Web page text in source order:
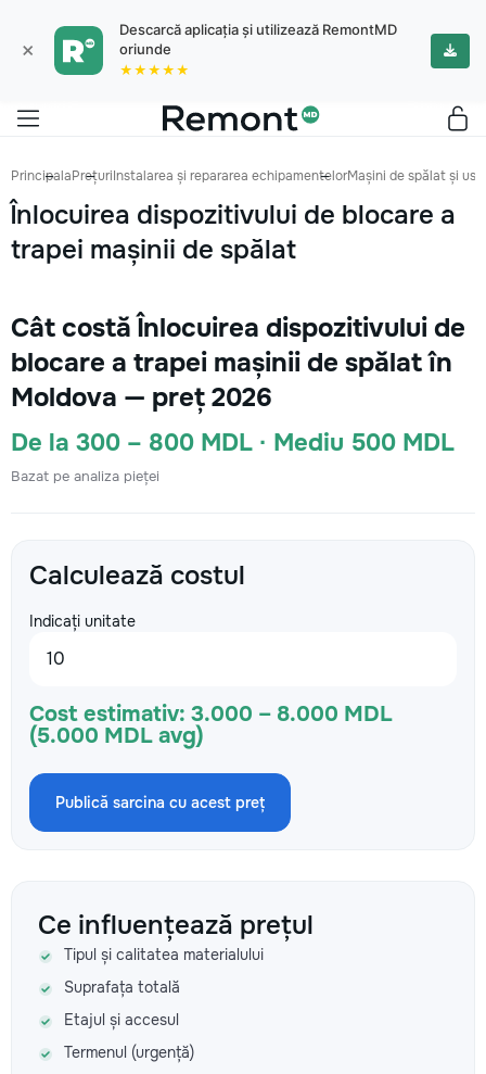
×
Descarcă aplicația și utilizează RemontMD
oriunde
★★★★★
PrincipalaPrețuriInstalarea și repararea echipamentelorMașini de spălat și
Înlocuirea dispozitivului de blocare a
trapei mașinii de spălat
Cât costă Înlocuirea dispozitivului de
blocare a trapei mașinii de spălat în
Moldova — preț 2026
De la 300 – 800 MDL · Mediu 500 MDL
Bazat pe analiza pieței
Calculează costul
Indicați unitate
Cost estimativ: 3.000 – 8.000 MDL
(5.000 MDL avg)
Publică sarcina cu acest preț
Ce influențează prețul
Tipul și calitatea materialului
Suprafața totală
Etajul și accesul
Termenul (urgență)